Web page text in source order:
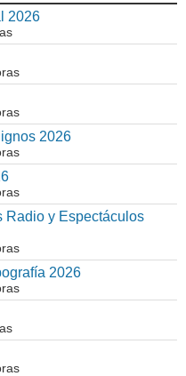
2026
2026
Radio y Espectáculos
2026